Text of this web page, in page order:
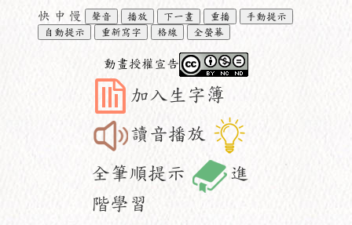
快 中 慢 聲音 播放 下一畫 重播
手動提示
自動提示
重新寫字 格線 全螢幕
動畫授權宣告
加入生字簿
讀音播放
全筆順提示
進
階學習